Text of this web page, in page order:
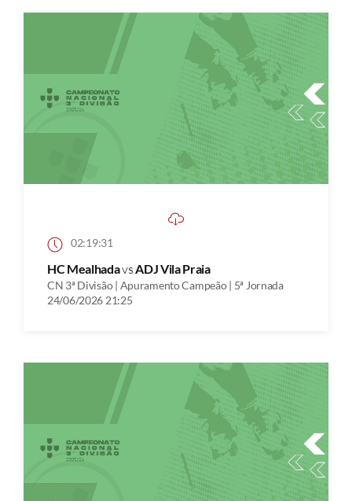
02:19:31
HC MealhadavsADJ Vila Praia
CN 3ª Divisão | Apuramento Campeão | 5ª Jornada
24/06/2026 21:25